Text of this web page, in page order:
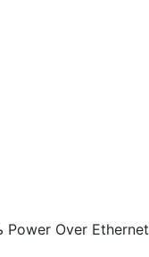
Over Ethernet